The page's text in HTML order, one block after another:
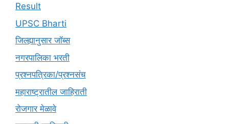
Result
UPSC Bharti
जिल्ह्यानुसार जॉब्स
नगरपालिका भरती
प्रश्नपत्रिका/प्रश्नसंच
महाराष्ट्रातील जाहिराती
रोजगार मेळावे